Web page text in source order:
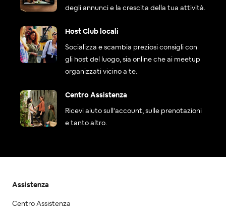
degli annunci e la crescita della tua attività.
Host Club locali
Socializza e scambia preziosi consigli con
gli host del luogo, sia online che ai meetup
organizzati vicino a te.
Centro Assistenza
Ricevi aiuto sull'account, sulle prenotazioni
e tanto altro.
Assistenza
Centro Assistenza